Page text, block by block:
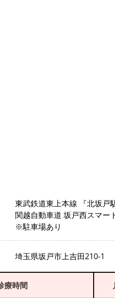
東武鉄道東上本線 『北坂戸
関越自動車道 坂戸西スマー
※駐車場あり
埼玉県坂戸市上吉田210-1
療時間